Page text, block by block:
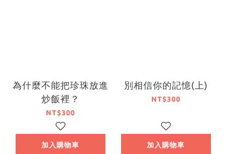
為什麼不能把珍珠放進
炒飯裡？
NT$300
加入購物車
別相信你的記憶(上)
NT$300
加入購物車